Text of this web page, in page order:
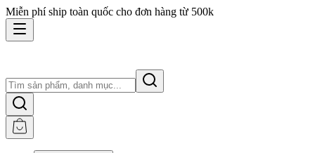
Miễn phí ship toàn quốc cho đơn hàng từ 500k